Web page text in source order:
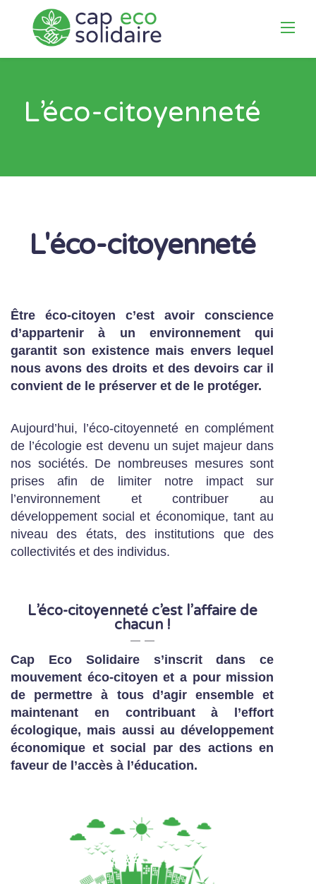
content
L’éco-citoyenneté
L'éco-citoyenneté
Être éco-citoyen c’est avoir conscience
d’appartenir à un environnement qui
garantit son existence mais envers lequel
nous avons des droits et des devoirs car il
convient de le préserver et de le protéger.
Aujourd’hui, l’éco-citoyenneté en complément
de l’écologie est devenu un sujet majeur dans
nos sociétés. De nombreuses mesures sont
prises afin de limiter notre impact sur
l’environnement et contribuer au
développement social et économique, tant au
niveau des états, des institutions que des
collectivités et des individus.
L’éco-citoyenneté c’est l’affaire de
chacun !
Cap Eco Solidaire s’inscrit dans ce
mouvement éco-citoyen et a pour mission
de permettre à tous d’agir ensemble et
maintenant en contribuant à l’effort
écologique, mais aussi au développement
économique et social par des actions en
faveur de l’accès à l’éducation.